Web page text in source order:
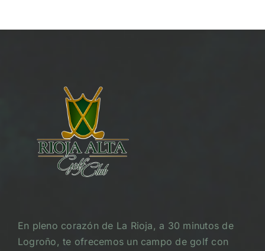
En pleno corazón de La Rioja, a 30 minutos de
Logroño, te ofrecemos un campo de golf con